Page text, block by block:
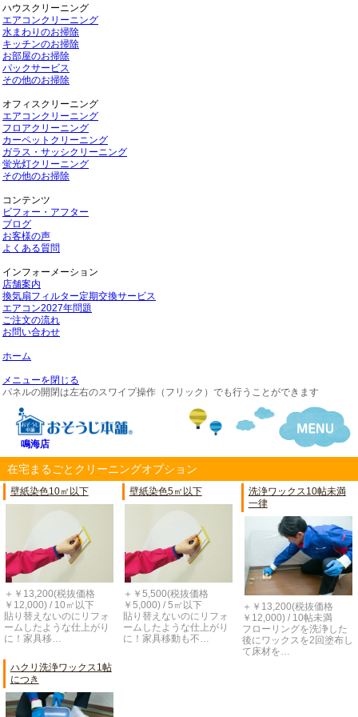
ハウスクリーニング
エアコンクリーニング
水まわりのお掃除
キッチンのお掃除
お部屋のお掃除
パックサービス
その他のお掃除
オフィスクリーニング
エアコンクリーニング
フロアクリーニング
カーペットクリーニング
ガラス・サッシクリーニング
蛍光灯クリーニング
その他のお掃除
コンテンツ
ビフォー・アフター
ブログ
お客様の声
よくある質問
インフォーメーション
店舗案内
換気扇フィルター定期交換サービス
エアコン2027年問題
ご注文の流れ
お問い合わせ
ホーム
メニューを閉じる
パネルの開閉は左右のスワイプ操作（フリック）でも行うことができます
鳴海店
在宅まるごとクリーニングオプション
壁紙染色10㎡以下
＋￥13,200(税抜価格
￥12,000) / 10㎡以下
貼り替えないのにリフォ
ームしたような仕上がり
に！家具移…
壁紙染色5㎡以下
＋￥5,500(税抜価格
￥5,000) / 5㎡以下
貼り替えないのにリフォ
ームしたような仕上がり
に！家具移動も不…
洗浄ワックス10帖未満
一律
＋￥13,200(税抜価格
￥12,000) / 10帖未満
フローリングを洗浄した
後にワックスを2回塗布し
て床材を…
ハクリ洗浄ワックス1帖
につき